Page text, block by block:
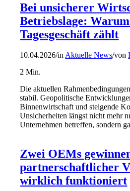
Bei unsicherer
Betriebslage:
Tagesgeschäft zählt
10.04.2026/inAktuelle News/von
2 Min.
Die aktuellen
stabil. Geopolitische
Binnenwirtschaft und steigende
Unsicherheiten längst nicht mehr
Unternehmen betreffen, sondern
Zwei OEMs
partnerschaftlicher
wirklich funktioniert